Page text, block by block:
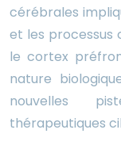
cérébrales
et les processus
le cortex
nature
nouvelles
thérapeutiques